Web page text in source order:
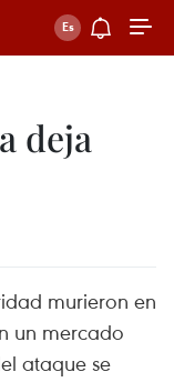
deja
murieron en
un mercado
ataque se